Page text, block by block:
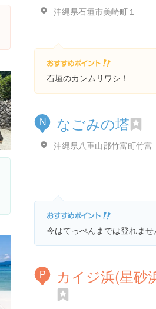
沖縄県石垣市美崎町１
石垣のカンムリワシ！
N なごみの塔
沖縄県八重山郡竹富町竹富
今はてっぺんまでは登れませ
P カイジ浜(星砂